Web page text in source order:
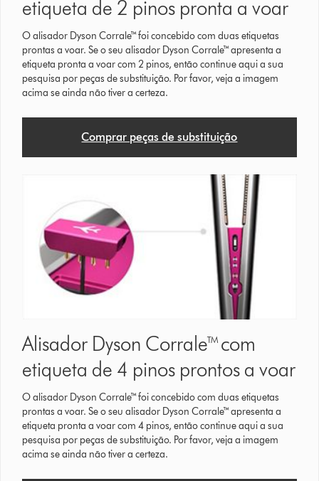
etiqueta de 2 pinos pronta a voar
O alisador Dyson Corrale™ foi concebido com duas etiquetas
prontas a voar. Se o seu alisador Dyson Corrale™ apresenta a
etiqueta pronta a voar com 2 pinos, então continue aqui a sua
pesquisa por peças de substituição. Por favor, veja a imagem
acima se ainda não tiver a certeza.
Comprar peças de substituição
Alisador Dyson Corrale™ com
etiqueta de 4 pinos prontos a voar
O alisador Dyson Corrale™ foi concebido com duas etiquetas
prontas a voar. Se o seu alisador Dyson Corrale™ apresenta a
etiqueta pronta a voar com 4 pinos, então continue aqui a sua
pesquisa por peças de substituição. Por favor, veja a imagem
acima se ainda não tiver a certeza.